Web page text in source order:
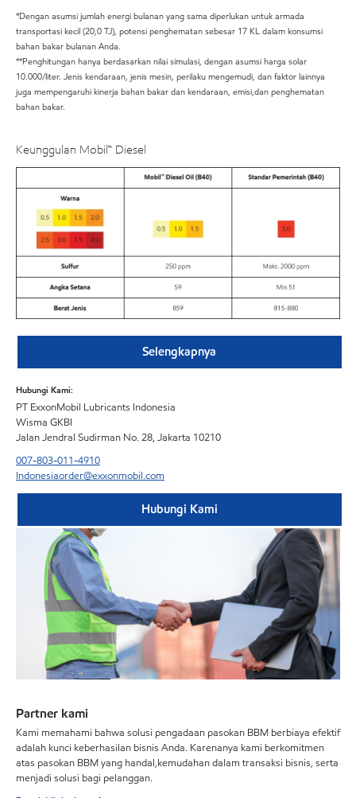
*Dengan asumsi jumlah energi bulanan yang sama diperlukan untuk armada
transportasi kecil (20,0 TJ), potensi penghematan sebesar 17 KL dalam konsumsi
bahan bakar bulanan Anda.
**Penghitungan hanya berdasarkan nilai simulasi, dengan asumsi harga solar
10.000/liter. Jenis kendaraan, jenis mesin, perilaku mengemudi, dan faktor lainnya
juga mempengaruhi kinerja bahan bakar dan kendaraan, emisi,dan penghematan
bahan bakar.
Keunggulan Mobil™ Diesel
Selengkapnya
Hubungi Kami:
PT ExxonMobil Lubricants Indonesia
Wisma GKBI
Jalan Jendral Sudirman No. 28, Jakarta 10210
007-803-011-4910
Indonesiaorder@exxonmobil.com
Hubungi Kami
Partner kami
Kami memahami bahwa solusi pengadaan pasokan BBM berbiaya efektif
adalah kunci keberhasilan bisnis Anda. Karenanya kami berkomitmen
atas pasokan BBM yang handal,kemudahan dalam transaksi bisnis, serta
menjadi solusi bagi pelanggan.